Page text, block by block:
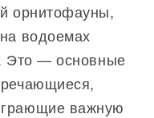
орнитофауны,
водоемах
Это — основные
важную